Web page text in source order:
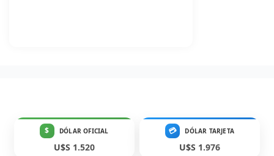
$ DÓLAR OFICIAL
U$S 1.520
💳 DÓLAR TARJETA
U$S 1.976